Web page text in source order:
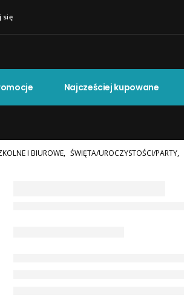
się
Najcześciej kupowane
I BIUROWE, ŚWIĘTA/UROCZYSTOŚCI/PARTY,